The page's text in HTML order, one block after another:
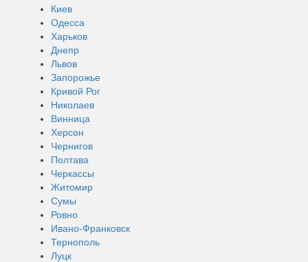
Киев
Одесса
Харьков
Днепр
Львов
Запорожье
Кривой Рог
Николаев
Винница
Херсон
Чернигов
Полтава
Черкассы
Житомир
Сумы
Ровно
Ивано-Франковск
Тернополь
Луцк